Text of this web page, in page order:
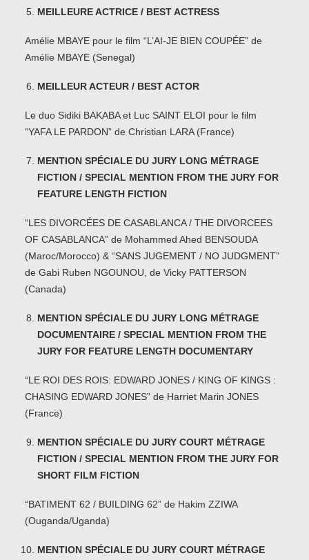
MEILLEURE ACTRICE / BEST ACTRESS
Amélie MBAYE pour le film “L’AI-JE BIEN COUPÉE” de
Amélie MBAYE (Senegal)
MEILLEUR ACTEUR / BEST ACTOR
Le duo Sidiki BAKABA et Luc SAINT ELOI pour le film
“YAFA LE PARDON” de Christian LARA (France)
MENTION SPÉCIALE DU JURY LONG MÉTRAGE
FICTION / SPECIAL MENTION FROM THE JURY FOR
FEATURE LENGTH FICTION
“LES DIVORCÉES DE CASABLANCA / THE DIVORCEES
OF CASABLANCA” de Mohammed Ahed BENSOUDA
(Maroc/Morocco) & “SANS JUGEMENT / NO JUDGMENT”
de Gabi Ruben NGOUNOU, de Vicky PATTERSON
(Canada)
MENTION SPÉCIALE DU JURY LONG MÉTRAGE
DOCUMENTAIRE / SPECIAL MENTION FROM THE
JURY FOR FEATURE LENGTH DOCUMENTARY
“LE ROI DES ROIS: EDWARD JONES / KING OF KINGS :
CHASING EDWARD JONES” de Harriet Marin JONES
(France)
MENTION SPÉCIALE DU JURY COURT MÉTRAGE
FICTION / SPECIAL MENTION FROM THE JURY FOR
SHORT FILM FICTION
“BATIMENT 62 / BUILDING 62” de Hakim ZZIWA
(Ouganda/Uganda)
MENTION SPÉCIALE DU JURY COURT MÉTRAGE